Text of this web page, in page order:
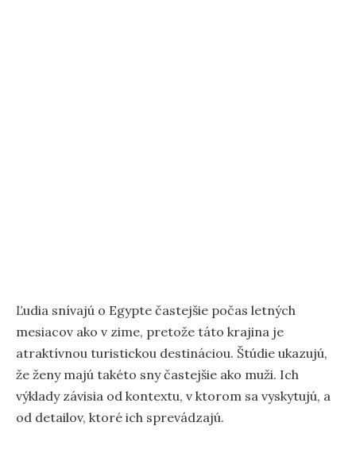
Ľudia snívajú o Egypte častejšie počas letných
mesiacov ako v zime, pretože táto krajina je
atraktívnou turistickou destináciou. Štúdie ukazujú,
že ženy majú takéto sny častejšie ako muži. Ich
výklady závisia od kontextu, v ktorom sa vyskytujú, a
od detailov, ktoré ich sprevádzajú.